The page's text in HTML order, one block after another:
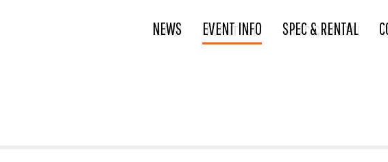
NEWS EVENT INFO SPEC & RENTAL